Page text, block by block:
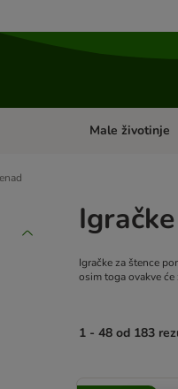
Psi Pregled kategorija:
Male životinje
Igračke za štence
osim toga ovakve
1 - 48 od 183